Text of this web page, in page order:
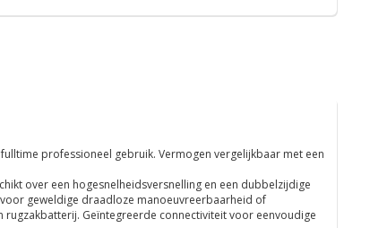
professioneel gebruik. Vermogen vergelijkbaar met een
over een hogesnelheidsversnelling en een dubbelzijdige
geweldige draadloze manoeuvreerbaarheid of
Geïntegreerde connectiviteit voor eenvoudige